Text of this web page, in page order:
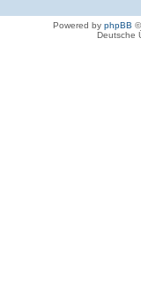
Powered by phpBB
Deutsche